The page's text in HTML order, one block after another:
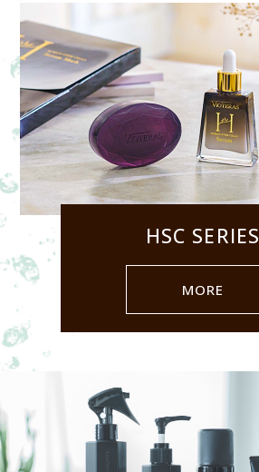
HSC SERIES
MORE